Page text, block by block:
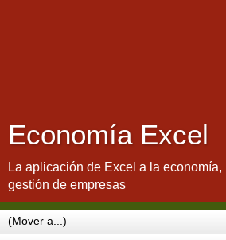
Economía Excel
La aplicación de Excel a la economía,
gestión de empresas